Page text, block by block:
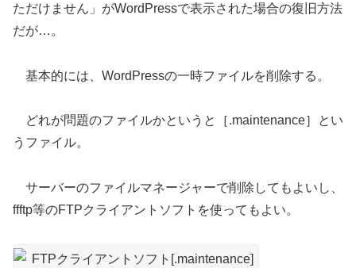
ただけません」がWordPressで表示された場合の復旧方法
だが…。
基本的には、WordPressの一時ファイルを削除する。
どれが問題のファイルかというと［.maintenance］とい
うファイル。
サーバーのファイルマネージャーで削除してもよいし、
ffftp等のFTPクライアントソフトを使ってもよい。